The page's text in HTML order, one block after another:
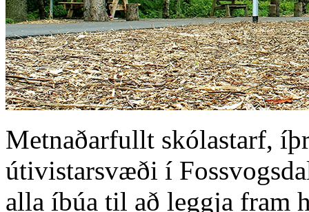
Metnaðarfullt skólastarf,
útivistarsvæði í
alla íbúa til að leggja fram